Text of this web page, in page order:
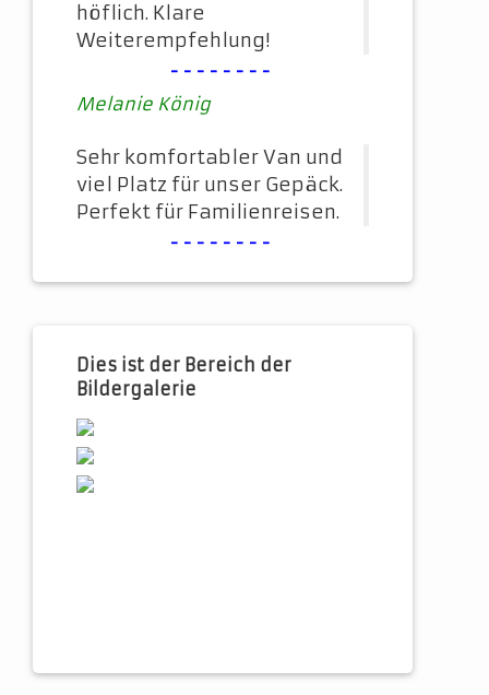
höflich. Klare
Weiterempfehlung!
--------
Melanie König
Sehr komfortabler Van und
viel Platz für unser Gepäck.
Perfekt für Familienreisen.
--------
Dies ist der Bereich der
Bildergalerie